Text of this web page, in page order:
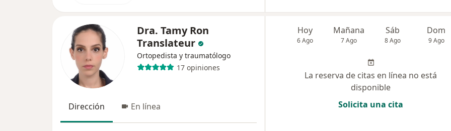
Dra. Tamy Ron
Translateur
Ortopedista y traumatólogo
17 opiniones
Dirección En línea
Hoy
6 Ago
Mañana
7 Ago
Sáb
8 Ago
Dom
9 Ago
La reserva de citas en línea no está
disponible
Solicita una cita